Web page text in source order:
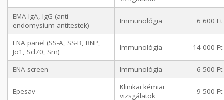
EMA IgA, IgG (anti-
endomysium antitestek)
Immunológia 6 600 Ft
ENA panel (SS-A, SS-B, RNP,
Jo1, Scl70, Sm)
Immunológia 14 000 Ft
ENA screen Immunológia 6 500 Ft
Epesav
Klinikai kémiai
vizsgálatok
9 500 Ft